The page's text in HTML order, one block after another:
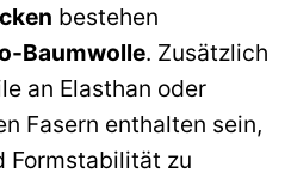
bestehen
Baumwolle. Zusätzlich
an Elasthan oder
Fasern enthalten sein,
Formstabilität zu